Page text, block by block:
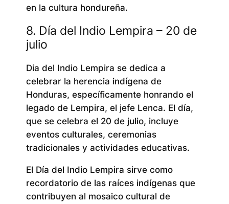
en la cultura hondureña.
8. Día del Indio Lempira – 20 de
julio
Dia del Indio Lempira se dedica a
celebrar la herencia indígena de
Honduras, específicamente honrando el
legado de Lempira, el jefe Lenca. El día,
que se celebra el 20 de julio, incluye
eventos culturales, ceremonias
tradicionales y actividades educativas.
El Día del Indio Lempira sirve como
recordatorio de las raíces indígenas que
contribuyen al mosaico cultural de